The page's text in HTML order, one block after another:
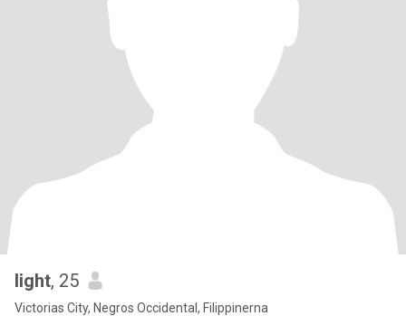
light, 25
Victorias City, Negros Occidental, Filippinerna